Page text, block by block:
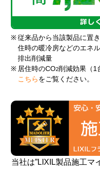
※ 従来品から当該製品に置
住時の暖冷房などのエネ
排出削減量
※ 居住時のCO2削減効果（1
こちら をご覧ください。
当社は”LIXIL製品施工マ